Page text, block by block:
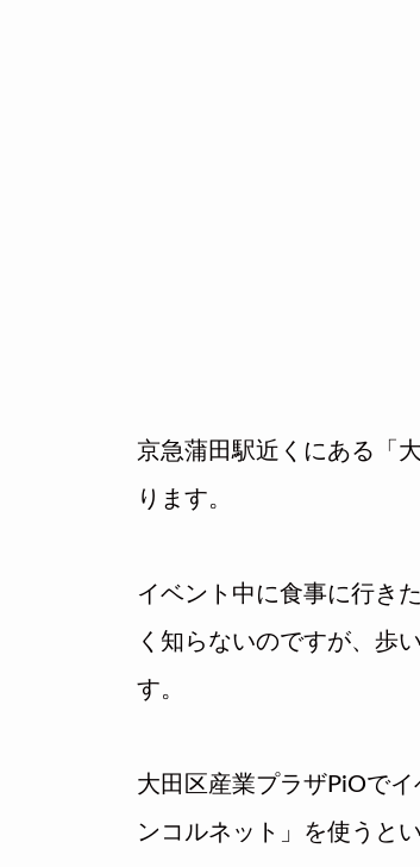
京急蒲田駅近くにある「
ります。
イベント中に食事に行き
く知らないのですが、歩
す。
大田区産業プラザPiOで
ンコルネット」を使うと